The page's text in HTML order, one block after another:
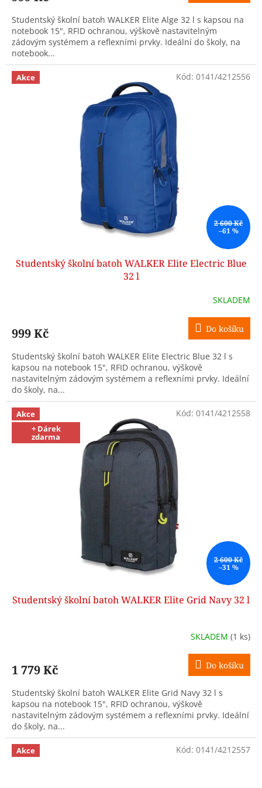
Studentský školní batoh WALKER Elite Alge 32 l s kapsou na
notebook 15", RFID ochranou, výškově nastavitelným
zádovým systémem a reflexními prvky. Ideální do školy, na
notebook...
Akce
2 600 Kč
–61 %
Studentský školní batoh WALKER Elite Electric Blue
32 l
SKLADEM
999 Kč Do košíku
Studentský školní batoh WALKER Elite Electric Blue 32 l s
kapsou na notebook 15", RFID ochranou, výškově
nastavitelným zádovým systémem a reflexními prvky. Ideální
do školy, na...
Kód: 0141/4212556
Akce
+ Dárek
zdarma
2 600 Kč
–31 %
Studentský školní batoh WALKER Elite Grid Navy 32 l
SKLADEM (1 ks)
1 779 Kč Do košíku
Studentský školní batoh WALKER Elite Grid Navy 32 l s
kapsou na notebook 15", RFID ochranou, výškově
nastavitelným zádovým systémem a reflexními prvky. Ideální
do školy, na...
Kód: 0141/4212558
Akce Kód: 0141/4212557